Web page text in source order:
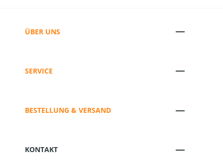
ÜBER UNS
SERVICE
BESTELLUNG & VERSAND
KONTAKT